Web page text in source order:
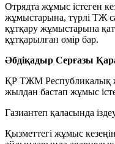
Отрядта жұмыс істеген
жұмыстарына, түрлі ТЖ
құтқару жұмыстарына
құтқарылған өмір бар.
Әбдіқадыр Серғазы
ҚР ТЖМ Республикалық
жылдан бастап жұмыс
Газиантеп қаласында
Қызметтегі жұмыс